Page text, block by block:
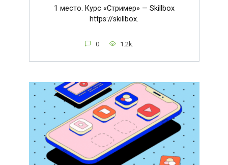
1 место. Курс «Стример» — Skillbox
https://skillbox.
0 1.2k.